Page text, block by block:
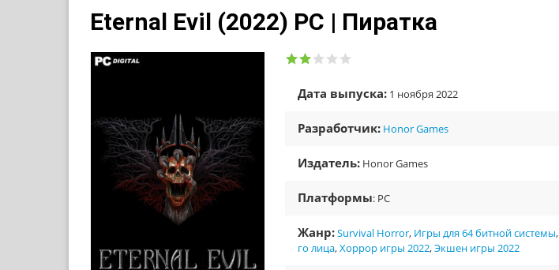
Eternal Evil (2022) PC | Пиратка
Дата выпуска: 1 ноября 2022
Разработчик: Honor Games
Издатель: Honor Games
Платформы: PC
Жанр:Survival Horror, Игры для 64 битной системы,
го лица,Хоррор игры 2022,Экшен игры 2022